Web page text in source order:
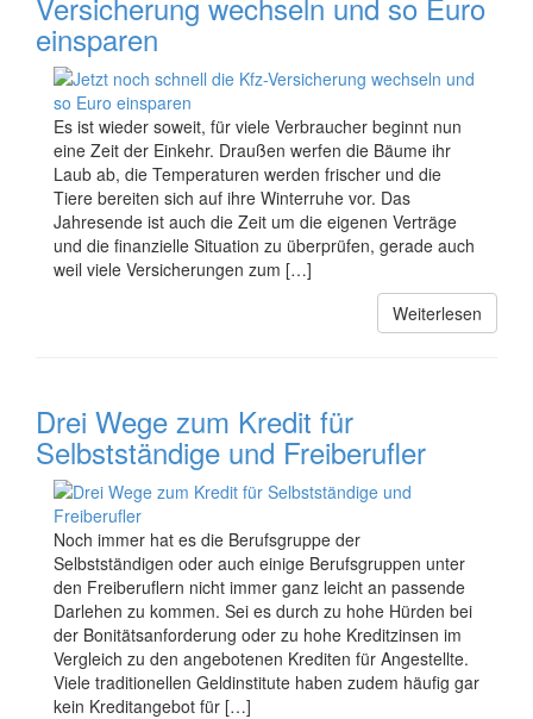
einsparen
Es ist wieder soweit, für viele Verbraucher beginnt nun
eine Zeit der Einkehr. Draußen werfen die Bäume ihr
Laub ab, die Temperaturen werden frischer und die
Tiere bereiten sich auf ihre Winterruhe vor. Das
Jahresende ist auch die Zeit um die eigenen Verträge
und die finanzielle Situation zu überprüfen, gerade auch
weil viele Versicherungen zum […]
Weiterlesen
Drei Wege zum Kredit für
Selbstständige und Freiberufler
Noch immer hat es die Berufsgruppe der
Selbstständigen oder auch einige Berufsgruppen unter
den Freiberuflern nicht immer ganz leicht an passende
Darlehen zu kommen. Sei es durch zu hohe Hürden bei
der Bonitätsanforderung oder zu hohe Kreditzinsen im
Vergleich zu den angebotenen Krediten für Angestellte.
Viele traditionellen Geldinstitute haben zudem häufig gar
kein Kreditangebot für […]